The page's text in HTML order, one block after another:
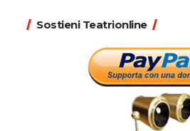
Sostieni Teatrionline